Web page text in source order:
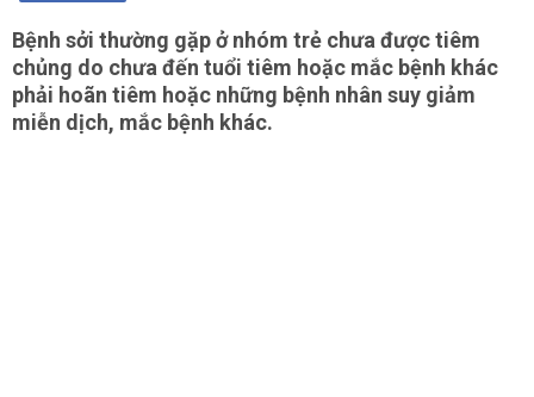
Bệnh sởi thường gặp ở nhóm trẻ chưa được tiêm
chủng do chưa đến tuổi tiêm hoặc mắc bệnh khác
phải hoãn tiêm hoặc những bệnh nhân suy giảm
miễn dịch, mắc bệnh khác.